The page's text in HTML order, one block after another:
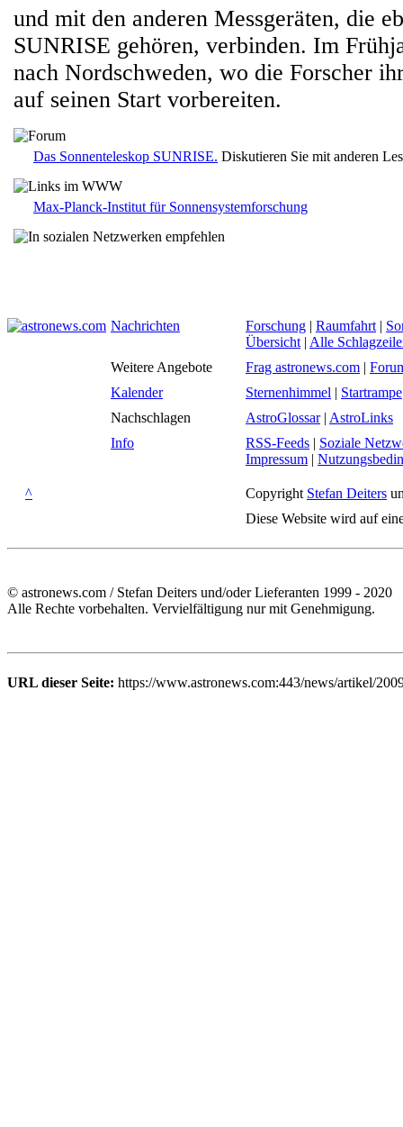
und mit den anderen Messgeräten, die
SUNRISE gehören, verbinden. Im
nach Nordschweden, wo die Forscher
auf seinen Start vorbereiten.
Das Sonnenteleskop SUNRISE. Diskutieren Sie mit anderen
Max-Planck-Institut für Sonnensystemforschung
Nachrichten Forschung | Raumfahrt |
Übersicht | Alle
Weitere Angebote
Frag astronews.com |
Kalender
Sternenhimmel | Startrampe
Nachschlagen
AstroGlossar| AstroLinks
Info
RSS-Feeds | Soziale
Impressum |
^ Copyright Stefan Deiters
Diese Website wird auf
© astronews.com / Stefan Deiters und/oder Lieferanten 1999 - 2020
Alle Rechte vorbehalten. Vervielfältigung nur mit Genehmigung.
URL dieser Seite: https://www.astronews.com:443/news/artikel/